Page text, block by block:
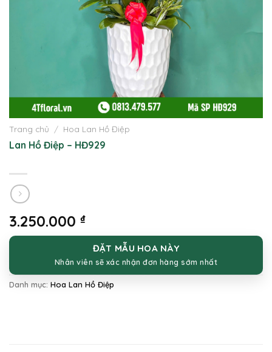
Trang chủ / Hoa Lan Hồ Điệp
Lan Hồ Điệp – HĐ929
3.250.000 ₫
ĐẶT MẪU HOA NÀY
Nhân viên sẽ xác nhận đơn hàng sớm nhất
Danh mục: Hoa Lan Hồ Điệp